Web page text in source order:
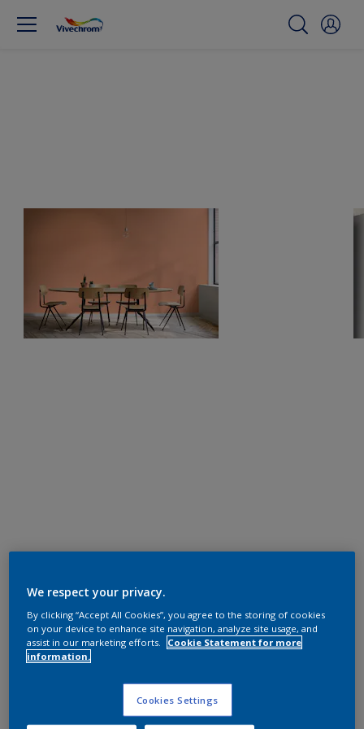
We respect your privacy.
By clicking “Accept All Cookies”, you agree to the storing of cookies
on your device to enhance site navigation, analyze site usage, and
assist in our marketing efforts.
Cookie Statement for more
information.
Cookies Settings